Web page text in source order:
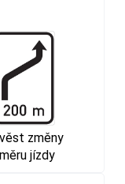
změny
jízdy